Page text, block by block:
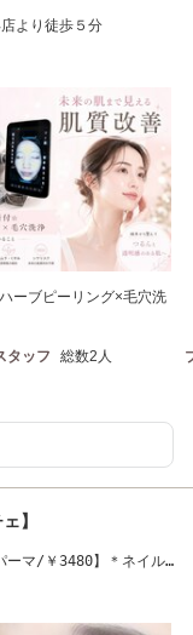
より徒歩５分
ーブピーリング×毛穴洗
タッフ 総数2人
】
ーマ/￥3480】＊ネイル